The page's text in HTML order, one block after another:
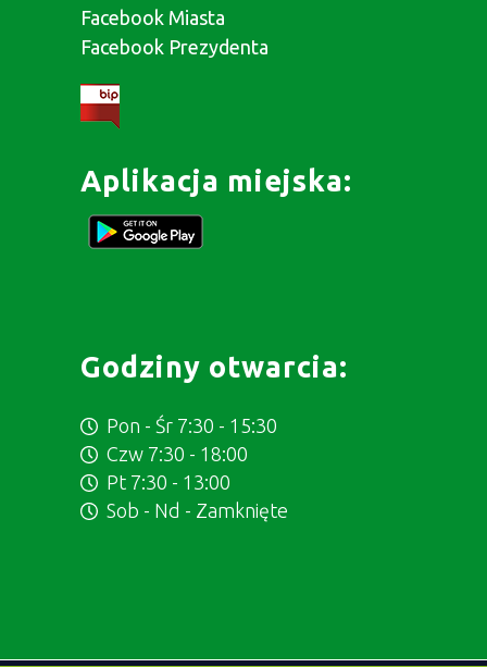
Facebook Miasta
Facebook Prezydenta
Aplikacja miejska:
Godziny otwarcia:
Pon - Śr 7:30 - 15:30
Czw 7:30 - 18:00
Pt 7:30 - 13:00
Sob - Nd - Zamknięte